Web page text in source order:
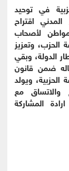
في توحيد
اقتراح
لأصحاب
وتعزيز
الدولة، وبقي
ضمن قانون
الحزبية، ويولد
والاتساق مع
المشاركة